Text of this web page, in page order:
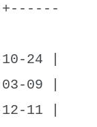
24 |
09 |
11 |